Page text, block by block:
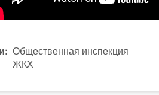
Общественная инспекция
ЖКХ